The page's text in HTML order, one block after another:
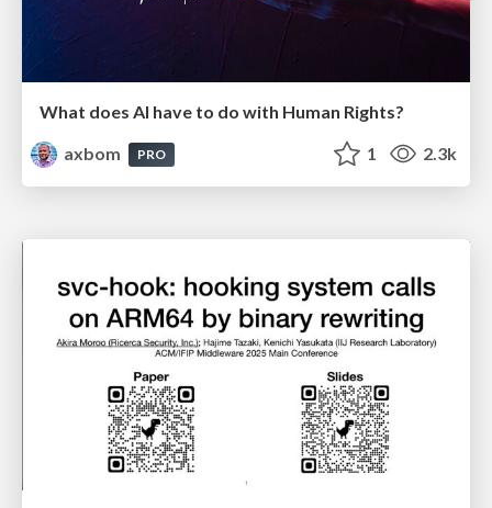
What does AI have to do with Human Rights?
axbom
PRO 1 2.3k